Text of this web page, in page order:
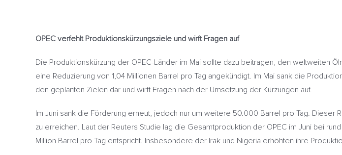
OPEC verfehlt Produktionskürzungsziele und wirft Fragen auf
Die Produktionskürzung der OPEC-Länder im Mai sollte dazu beitragen, den weltweiten
eine Reduzierung von 1,04 Millionen Barrel pro Tag angekündigt. Im Mai sank die
den geplanten Zielen dar und wirft Fragen nach der Umsetzung der Kürzungen auf.
Im Juni sank die Förderung erneut, jedoch nur um weitere 50.000 Barrel pro Tag.
zu erreichen. Laut der Reuters Studie lag die Gesamtproduktion der OPEC im Juni bei
Million Barrel pro Tag entspricht. Insbesondere der Irak und Nigeria erhöhten ihre